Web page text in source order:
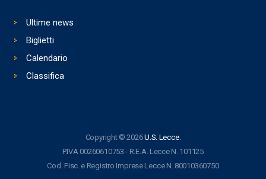
Ultime news
Biglietti
Calendario
Classifica
Copyright © 2026U.S. Lecce.
P.IVA 00260610753 - R.E.A. Lecce N. 101125
Cod. Fisc. e Registro Imprese Lecce N. 80010360750